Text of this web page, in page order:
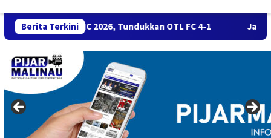
Berita Terkini
U-45 BMC 2026, Tundukkan OTL FC 4-1 Jangan